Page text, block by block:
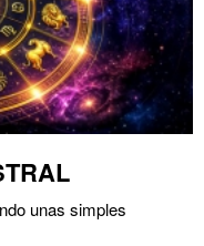
unas simples